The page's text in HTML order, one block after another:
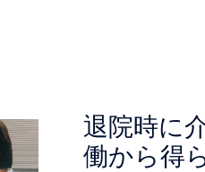
退院時に
働から得